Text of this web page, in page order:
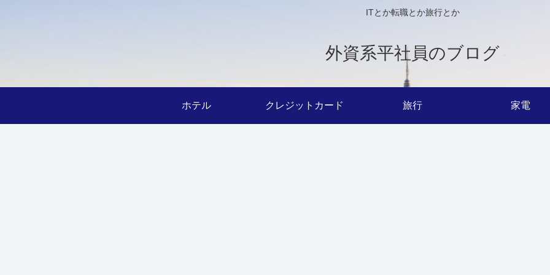
ITとか転職とか旅行とか
外資系平社員のブログ
ホテル クレジットカード 旅行 家電